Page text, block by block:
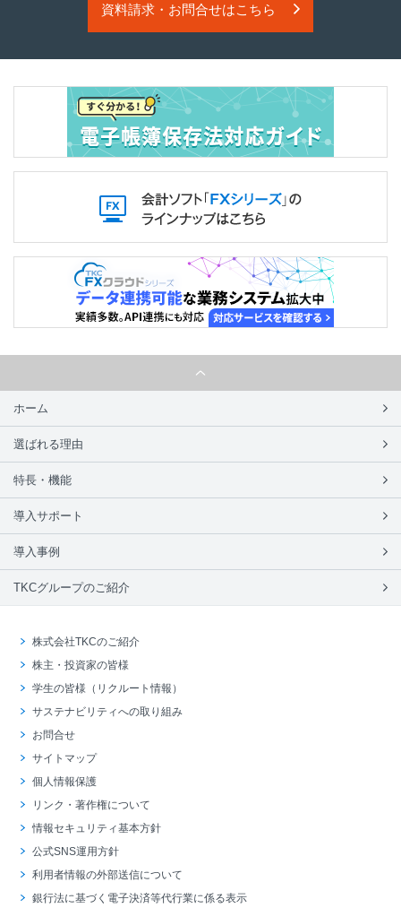
資料請求・お問合せはこちら
ホーム
選ばれる理由
特長・機能
導入サポート
導入事例
TKCグループのご紹介
株式会社TKCのご紹介
株主・投資家の皆様
学生の皆様（リクルート情報）
サステナビリティへの取り組み
お問合せ
サイトマップ
個人情報保護
リンク・著作権について
情報セキュリティ基本方針
公式SNS運用方針
利用者情報の外部送信について
銀行法に基づく電子決済等代行業に係る表示